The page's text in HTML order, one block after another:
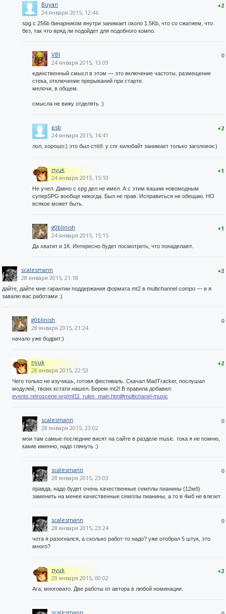
+2
Buyan
24 января 2015, 12:46
spg c 256b бинарником внутри занимает около 1.5Kb, что со сжатием, что
без, так что вряд ли подойдет для подобного компо.
0
VBI
24 января 2015, 13:09
единственный смысл в этом — это включение частоты, размещение
стека, отключение прерываний при старте.
мелочи, в общем.
смысла не вижу отделять :)
+2
psb
24 января 2015, 14:41
лол, хорошо:) это был стёб: у спг килобайт занимает только заголовок:)
+1
nyuk
24 января 2015, 15:10
Не учел. Давно с spg дел не имел. А с этим вашим новомодным
суперSPG вообще никогда. Был не прав. Исправиться не обещаю. НО
всякое может быть.
+1
g0blinish
24 января 2015, 15:15
Да хватит и 1К. Интересно будет посмотреть, что понаделают.
+2
scalesmann
28 января 2015, 21:18
дайте, дайте мне гарантии поддержания формата mt2 в multichannel compo — и я
завалю вас работами :)
0
g0blinish
28 января 2015, 21:24
начало уже бодрит:)
+2
nyuk
28 января 2015, 22:53
Чего только не изучишь, готовя фестиваль. Скачал MadTracker, послушал
модулей, твоих кстати нашел. Берем mt2! В правила добавил:
events.retroscene.org/mf11_rules_main.html#multichanel-music
0
scalesmann
28 января 2015, 23:02
мои там самые последние висят на сайте в разделе music. тока я не помню,
какие именно, надо глянуть :)
0
scalesmann
28 января 2015, 23:03
правда, надо будет очень качественные семплы пианины (12мб)
заменить на менее качественные семплы пианины, а то в 4мб не влезет
0
scalesmann
28 января 2015, 23:24
чота я разогнался, а сколько работ-то надо? уже отобрал 5 штук, это
много?
+2
nyuk
29 января 2015, 00:02
Ага, многовато. Две работы от автора в любой номинации.
scalesmann